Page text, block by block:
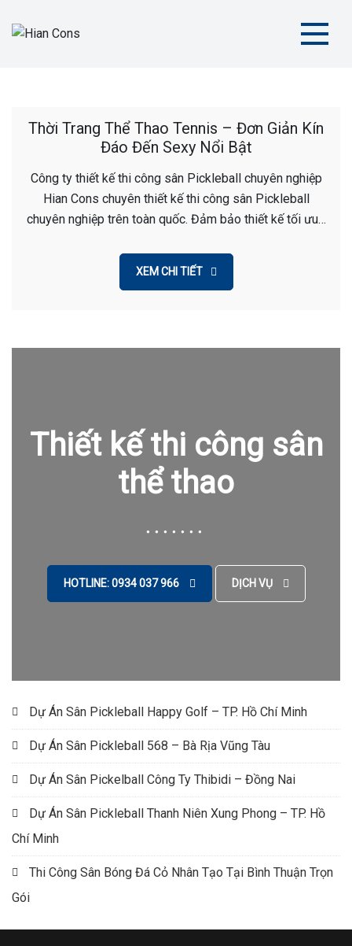
Thời Trang Thể Thao Tennis – Đơn Giản Kín
Đáo Đến Sexy Nổi Bật
Công ty thiết kế thi công sân Pickleball chuyên nghiệp
Hian Cons chuyên thiết kế thi công sân Pickleball
chuyên nghiệp trên toàn quốc. Đảm bảo thiết kế tối ưu…
XEM CHI TIẾT
Thiết kế thi công sân
thể thao
HOTLINE: 0934 037 966 DỊCH VỤ
Dự Án Sân Pickleball Happy Golf – TP. Hồ Chí Minh
Dự Án Sân Pickleball 568 – Bà Rịa Vũng Tàu
Dự Án Sân Pickelball Công Ty Thibidi – Đồng Nai
Dự Án Sân Pickleball Thanh Niên Xung Phong – TP. Hồ
Chí Minh
Thi Công Sân Bóng Đá Cỏ Nhân Tạo Tại Bình Thuận Trọn
Gói